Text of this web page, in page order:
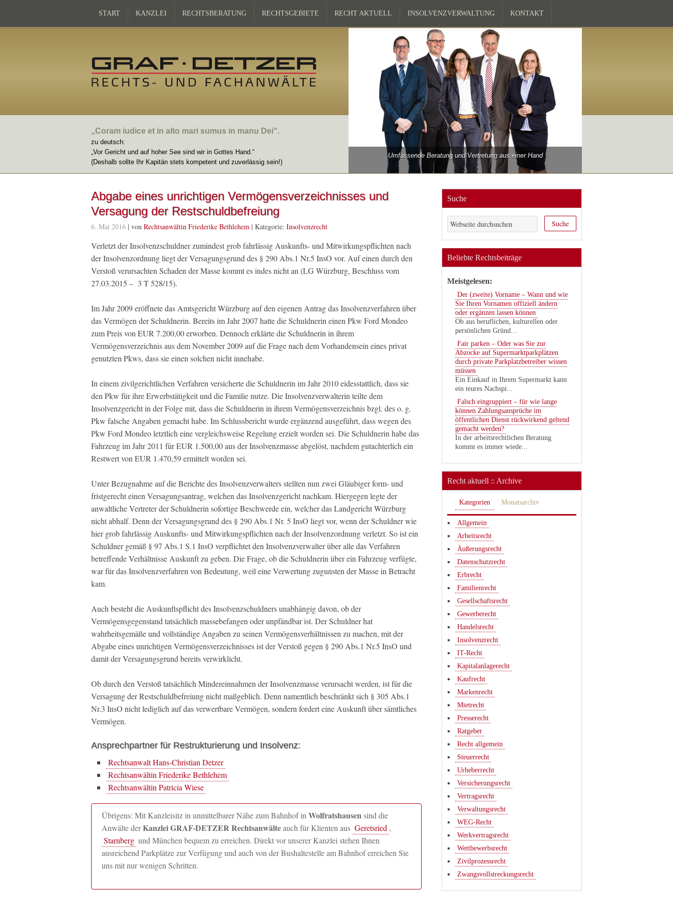
START KANZLEI RECHTSBERATUNG RECHTSGEBIETE RECHT AKTUELL INSOLVENZVERWALTUNG KONTAKT
„Coram iudice et in alto mari sumus in manu Dei“.
zu deutsch:
„Vor Gericht und auf hoher See sind wir in Gottes Hand.“
(Deshalb sollte Ihr Kapitän stets kompetent und zuverlässig sein!)
Umfassende Beratung und Vertretung aus einer Hand
Abgabe eines unrichtigen Vermögensverzeichnisses und
Versagung der Restschuldbefreiung
6. Mai 2016 | von Rechtsanwältin Friederike Bethlehem | Kategorie: Insolvenzrecht
Verletzt der Insolvenzschuldner zumindest grob fahrlässig Auskunfts- und Mitwirkungspflichten nach
der Insolvenzordnung liegt der Versagungsgrund des § 290 Abs.1 Nr.5 InsO vor. Auf einen durch den
Verstoß verursachten Schaden der Masse kommt es indes nicht an (LG Würzburg, Beschluss vom
27.03.2015 – 3 T 528/15).
Im Jahr 2009 eröffnete das Amtsgericht Würzburg auf den eigenen Antrag das Insolvenzverfahren über
das Vermögen der Schuldnerin. Bereits im Jahr 2007 hatte die Schuldnerin einen Pkw Ford Mondeo
zum Preis von EUR 7.200,00 erworben. Dennoch erklärte die Schuldnerin in ihrem
Vermögensverzeichnis aus dem November 2009 auf die Frage nach dem Vorhandensein eines privat
genutzten Pkws, dass sie einen solchen nicht innehabe.
In einem zivilgerichtlichen Verfahren versicherte die Schuldnerin im Jahr 2010 eidesstattlich, dass sie
den Pkw für ihre Erwerbstätigkeit und die Familie nutze. Die Insolvenzverwalterin teilte dem
Insolvenzgericht in der Folge mit, dass die Schuldnerin in ihrem Vermögensverzeichnis bzgl. des o. g.
Pkw falsche Angaben gemacht habe. Im Schlussbericht wurde ergänzend ausgeführt, dass wegen des
Pkw Ford Mondeo letztlich eine vergleichsweise Regelung erzielt worden sei. Die Schuldnerin habe das
Fahrzeug im Jahr 2011 für EUR 1.500,00 aus der Insolvenzmasse abgelöst, nachdem gutachterlich ein
Restwert von EUR 1.470,59 ermittelt worden sei.
Unter Bezugnahme auf die Berichte des Insolvenzverwalters stellten nun zwei Gläubiger form- und
fristgerecht einen Versagungsantrag, welchen das Insolvenzgericht nachkam. Hiergegen legte der
anwaltliche Vertreter der Schuldnerin sofortige Beschwerde ein, welcher das Landgericht Würzburg
nicht abhalf. Denn der Versagungsgrund des § 290 Abs.1 Nr. 5 InsO liegt vor, wenn der Schuldner wie
hier grob fahrlässig Auskunfts- und Mitwirkungspflichten nach der Insolvenzordnung verletzt. So ist ein
Schuldner gemäß § 97 Abs.1 S.1 InsO verpflichtet den Insolvenzverwalter über alle das Verfahren
betreffende Verhältnisse Auskunft zu geben. Die Frage, ob die Schuldnerin über ein Fahrzeug verfügte,
war für das Insolvenzverfahren von Bedeutung, weil eine Verwertung zugunsten der Masse in Betracht
kam.
Auch besteht die Auskunftspflicht des Insolvenzschuldners unabhängig davon, ob der
Vermögensgegenstand tatsächlich massebefangen oder unpfändbar ist. Der Schuldner hat
wahrheitsgemäße und vollständige Angaben zu seinen Vermögensverhältnissen zu machen, mit der
Abgabe eines unrichtigen Vermögensverzeichnisses ist der Verstoß gegen § 290 Abs.1 Nr.5 InsO und
damit der Versagungsgrund bereits verwirklicht.
Ob durch den Verstoß tatsächlich Mindereinnahmen der Insolvenzmasse verursacht werden, ist für die
Versagung der Restschuldbefreiung nicht maßgeblich. Denn namentlich beschränkt sich § 305 Abs.1
Nr.3 InsO nicht lediglich auf das verwertbare Vermögen, sondern fordert eine Auskunft über sämtliches
Vermögen.
Ansprechpartner für Restrukturierung und Insolvenz:
Rechtsanwalt Hans-Christian Detzer
Rechtsanwältin Friederike Bethlehem
Rechtsanwältin Patricia Wiese
Übrigens: Mit Kanzleisitz in unmittelbarer Nähe zum Bahnhof in Wolfratshausensind die
Anwälte derKanzlei GRAF-DETZER Rechtsanwälteauch für Klienten aus Geretsried ,
Starnberg und München bequem zu erreichen. Direkt vor unserer Kanzlei stehen Ihnen
ausreichend Parkplätze zur Verfügung und auch von der Bushaltestelle am Bahnhof erreichen Sie
uns mit nur wenigen Schritten.
Suche
Beliebte Rechtsbeiträge
Meistgelesen:
Der (zweite) Vorname – Wann und wie
Sie Ihren Vornamen offiziell ändern
oder ergänzen lassen können
Ob aus beruflichen, kulturellen oder
persönlichen Gründ...
Fair parken – Oder was Sie zur
Abzocke auf Supermarktparkplätzen
durch private Parkplatzbetreiber wissen
müssen
Ein Einkauf in Ihrem Supermarkt kann
ein teures Nachspi...
Falsch eingruppiert – für wie lange
können Zahlungsansprüche im
öffentlichen Dienst rückwirkend geltend
gemacht werden?
In der arbeitsrechtlichen Beratung
kommt es immer wiede...
Recht aktuell :: Archive
Kategorien Monatsarchiv
Allgemein
Arbeitsrecht
Äußerungsrecht
Datenschutzrecht
Erbrecht
Familienrecht
Gesellschaftsrecht
Gewerberecht
Handelsrecht
Insolvenzrecht
IT-Recht
Kapitalanlagerecht
Kaufrecht
Markenrecht
Mietrecht
Presserecht
Ratgeber
Recht allgemein
Steuerrecht
Urheberrecht
Versicherungsrecht
Vertragsrecht
Verwaltungsrecht
WEG-Recht
Werkvertragsrecht
Wettbewerbsrecht
Zivilprozessrecht
Zwangsvollstreckungsrecht